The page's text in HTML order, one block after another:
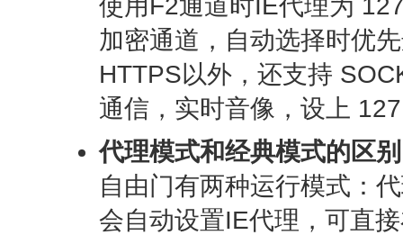
使用F2通道时IE代理为
加密通道，自动选择时优
HTTPS以外，还支持
通信，实时音像，设上
代理模式和经典模式的区
自由门有两种运行模式：
会自动设置IE代理，可直